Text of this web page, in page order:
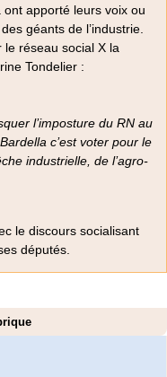
apporté leurs voix ou
géants de l’industrie.
le réseau social X la
Tondelier :
l’imposture du RN au
c’est voter pour le
industrielle, de l’agro-
le discours socialisant
députés.